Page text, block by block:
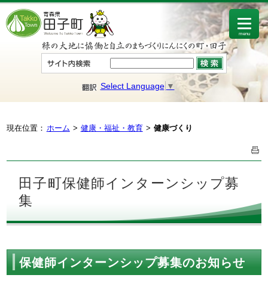
Select Language ▼
menu
現在位置： ホーム 健康・福祉・教育 健康づくり
田子町保健師インターンシップ募
集
保健師インターンシップ募集のお知らせ